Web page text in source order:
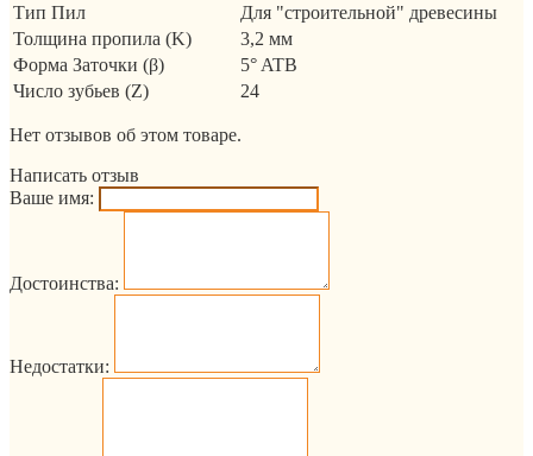
Тип Пил
Для "строительной" древесины
Толщина пропила (K)
3,2 мм
Форма Заточки (β)
5° ATB
Число зубьев (Z)
24
Нет отзывов об этом товаре.
Написать отзыв
Ваше имя:
Достоинства:
Недостатки: